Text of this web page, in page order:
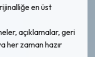
en üst
açıklamalar, geri
her zaman hazır